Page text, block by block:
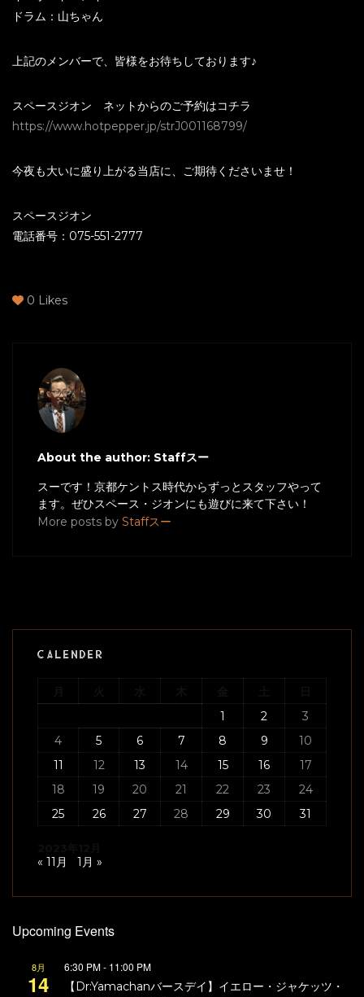
ドラム：山ちゃん
上記のメンバーで、皆様をお待ちしております♪
スペースジオン ネットからのご予約はコチラ
https://www.hotpepper.jp/strJ001168799/
今夜も大いに盛り上がる当店に、ご期待くださいませ！
スペースジオン
電話番号：075-551-2777
0 Likes
About the author: Staffスー
スーです！京都ケントス時代からずっとスタッフやって
ます。ぜひスペース・ジオンにも遊びに来て下さい！
More posts by Staffスー
CALENDER
1
2
3
4
5 6 7 8 9
10
11
12 13 14 15 16
17
18
19 20 21 22 23
24
25
26 27 28 29 30 31
« 11月 1月 »
Upcoming Events
8月
14
6:30 PM- 11:00 PM
【Dr:Yamachanバースデイ】イエロー・ジャケッツ・